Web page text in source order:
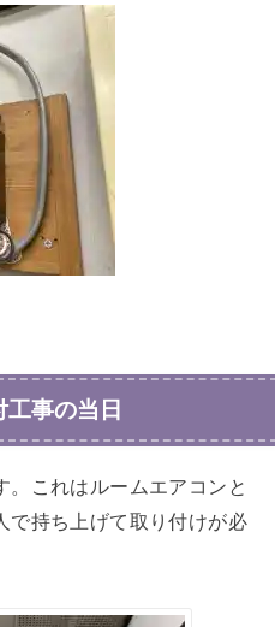
事の当日
。これはルームエアコンと
で持ち上げて取り付けが必